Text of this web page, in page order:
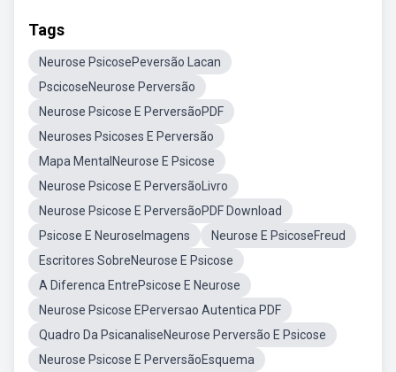
Tags
Neurose PsicosePeversão Lacan
PscicoseNeurose Perversão
Neurose Psicose E PerversãoPDF
Neuroses Psicoses E Perversão
Mapa MentalNeurose E Psicose
Neurose Psicose E PerversãoLivro
Neurose Psicose E PerversãoPDF Download
Psicose E NeuroseImagens
Neurose E PsicoseFreud
Escritores SobreNeurose E Psicose
A Diferenca EntrePsicose E Neurose
Neurose Psicose EPerversao Autentica PDF
Quadro Da PsicanaliseNeurose Perversão E Psicose
Neurose Psicose E PerversãoEsquema